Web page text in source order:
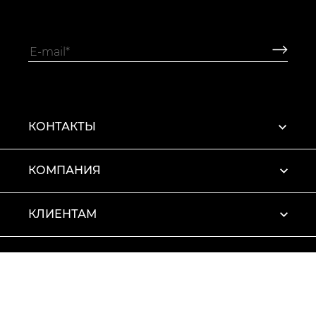
КОНТАКТЫ
КОМПАНИЯ
КЛИЕНТАМ